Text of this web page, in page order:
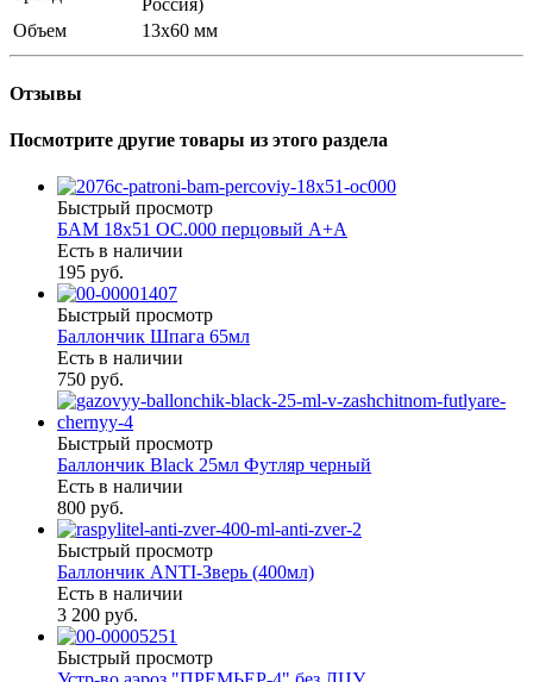
Россия)
Объем
13x60 мм
Отзывы
Посмотрите другие товары из этого раздела
Быстрый просмотр
БАМ 18х51 ОС.000 перцовый А+А
Есть в наличии
195 руб.
Быстрый просмотр
Баллончик Шпага 65мл
Есть в наличии
750 руб.
Быстрый просмотр
Баллончик Black 25мл Футляр черный
Есть в наличии
800 руб.
Быстрый просмотр
Баллончик ANTI-Зверь (400мл)
Есть в наличии
3 200 руб.
Быстрый просмотр